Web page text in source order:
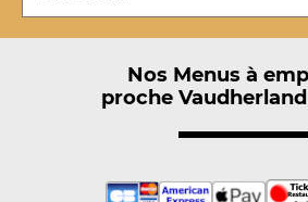
Nos Menus à
proche